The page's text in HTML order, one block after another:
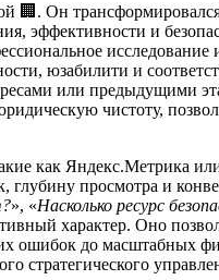
🏢. Он
эффективности и
юзабилити и
или предыдущими
чистоту,
как Яндекс.Метрика
глубину просмотра и
», «Насколько ресурс
характер. Оно
ошибок до масштабных
стратегического